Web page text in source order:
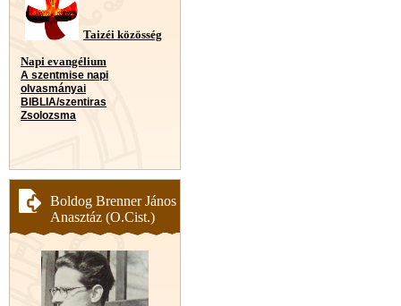
Taizéi közösség
Napi evangélium
A szentmise napi
olvasmányai
BIBLIA/szentiras
Zsolozsma
Boldog Brenner János
Anasztáz (O.Cist.)